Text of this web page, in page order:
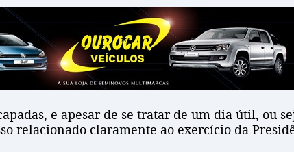
e apesar de se tratar de um dia útil,
relacionado claramente ao exercício da